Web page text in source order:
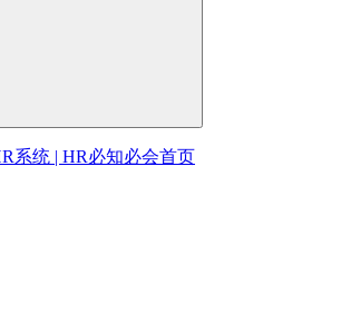
系统 | HR必知必会首页